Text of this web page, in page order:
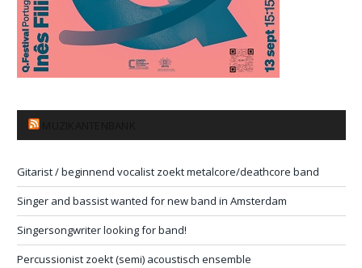
Gitarist / beginnend vocalist zoekt metalcore/deathcore band
Singer and bassist wanted for new band in Amsterdam
Singersongwriter looking for band!
Percussionist zoekt (semi) acoustisch ensemble